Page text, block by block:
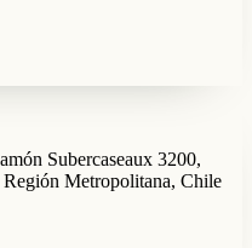
Subercaseaux 3200,
Metropolitana, Chile